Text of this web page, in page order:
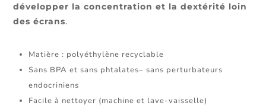
développer la concentration et la dextérité loin
des écrans.
Matière : polyéthylène recyclable
Sans BPA et sans phtalates– sans perturbateurs
endocriniens
Facile à nettoyer (machine et lave-vaisselle)